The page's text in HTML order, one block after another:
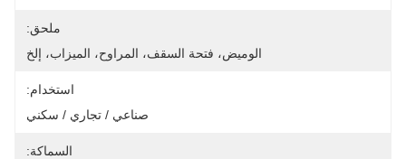
ملحق:
الوميض، فتحة السقف، المراوح، الميزاب، إلخ
استخدام:
صناعي / تجاري / سكني
السماكة: